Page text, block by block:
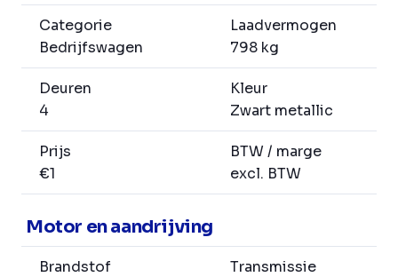
Categorie
Bedrijfswagen
Laadvermogen
798 kg
Deuren
4
Kleur
Zwart metallic
Prijs
€1
BTW / marge
excl. BTW
Motor en aandrijving
Brandstof
Transmissie